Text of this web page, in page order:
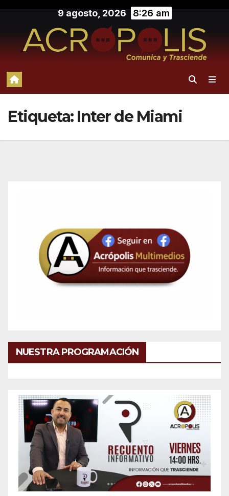
contenido
9 agosto, 2026 8:26 am
Etiqueta: Inter de Miami
NUESTRA PROGRAMACIÓN